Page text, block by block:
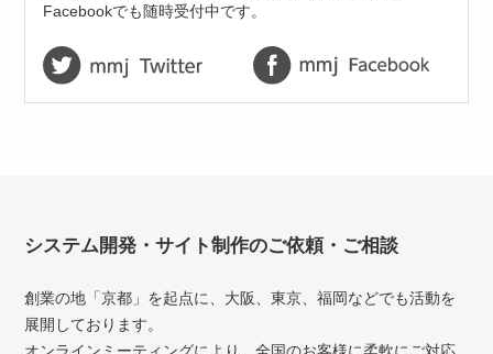
Facebookでも随時受付中です。
システム開発・サイト制作のご依頼・ご相談
創業の地「京都」を起点に、大阪、東京、福岡などでも活動を
展開しております。
オンラインミーティングにより、全国のお客様に柔軟にご対応